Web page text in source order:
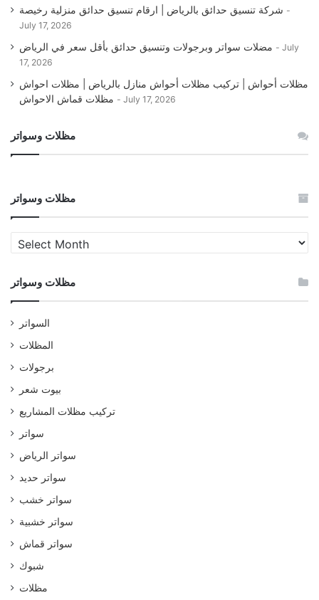
شركة تنسيق حدائق بالرياض | ارقام تنسيق حدائق منزلية رخيصة
July 17, 2026
مضلات سواتر وبرجولات وتنسيق حدائق بأقل سعر في الرياض
July
17, 2026
مظلات أحواش | تركيب مظلات أحواش منازل بالرياض | مظلات احواش
مظلات قماش الاحواش
July 17, 2026
مظلات وسواتر
مظلات وسواتر
مظلات
وسواتر
مظلات وسواتر
السواتر
المظلات
برجولات
بيوت شعر
تركيب مظلات المشاريع
سواتر
سواتر الرياض
سواتر حديد
سواتر خشب
سواتر خشبية
سواتر قماش
شبوك
مظلات